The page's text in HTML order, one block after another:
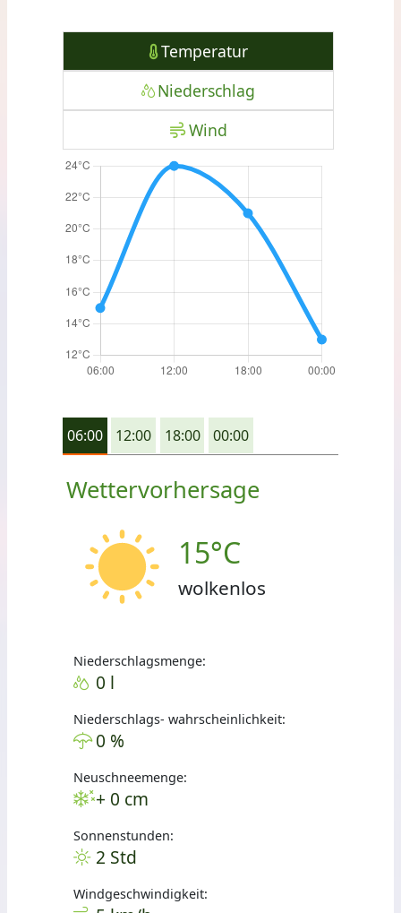
Temperatur
Niederschlag
Wind
06:00 12:00 18:00 00:00
Wettervorhersage
15°C
wolkenlos
Niederschlagsmenge:
0 l
Niederschlags- wahrscheinlichkeit:
0 %
Neuschneemenge:
+ 0 cm
Sonnenstunden:
2 Std
Windgeschwindigkeit: